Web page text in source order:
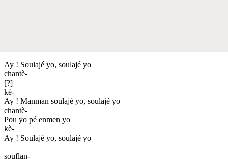
Ay ! Soulajé yo, soulajé yo
chantè-
[?]
kè-
Ay ! Manman soulajé yo, soulajé yo
chantè-
Pou yo pé enmen yo
kè-
Ay ! Soulajé yo, soulajé yo
souflan-